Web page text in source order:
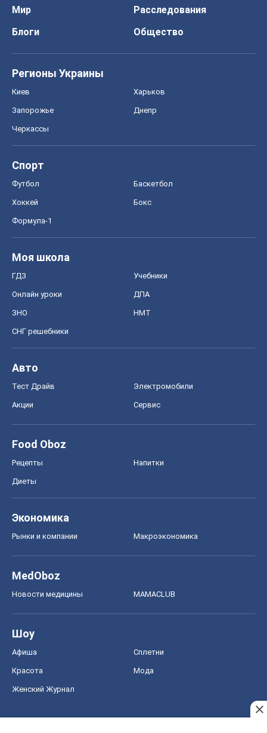
Мир
Расследования
Блоги
Общество
Регионы Украины
Киев Харьков
Запорожье Днепр
Черкассы
Спорт
Футбол Баскетбол
Хоккей Бокс
Формула-1
Моя школа
ГДЗ Учебники
Онлайн уроки ДПА
ЗНО НМТ
СНГ решебники
Авто
Тест Драйв Электромобили
Акции Сервис
Food Oboz
Рецепты Напитки
Диеты
Экономика
Рынки и компании Mакроэкономика
MedOboz
Новости медицины MAMACLUB
Шоу
Афиша Сплетни
Красота Мода
Женский Журнал